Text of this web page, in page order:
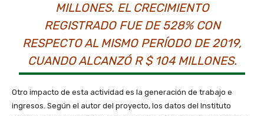
MILLONES. EL CRECIMIENTO
REGISTRADO FUE DE 528% CON
RESPECTO AL MISMO PERÍODO DE 2019,
CUANDO ALCANZÓ R $ 104 MILLONES.
Otro impacto de esta actividad es la generación de trabajo e
ingresos. Según el autor del proyecto, los datos del Instituto